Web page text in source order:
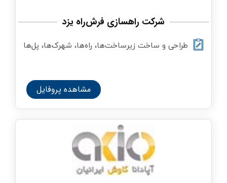
شرکت راهسازی فرش‌راه یزد
طراحی و ساخت زیرساخت‌ها، راه‌ها، شهرک‌ها، پل‌ها
مشاهده پروفایل